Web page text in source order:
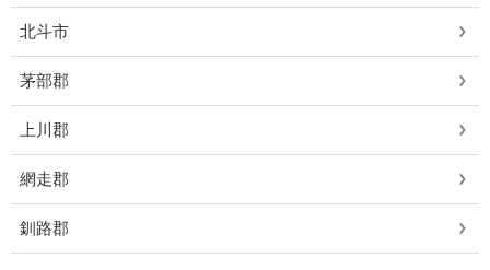
北斗市
茅部郡
上川郡
網走郡
釧路郡